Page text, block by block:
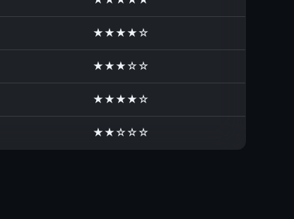
★★★★☆
★★★☆☆
★★★★☆
★★☆☆☆